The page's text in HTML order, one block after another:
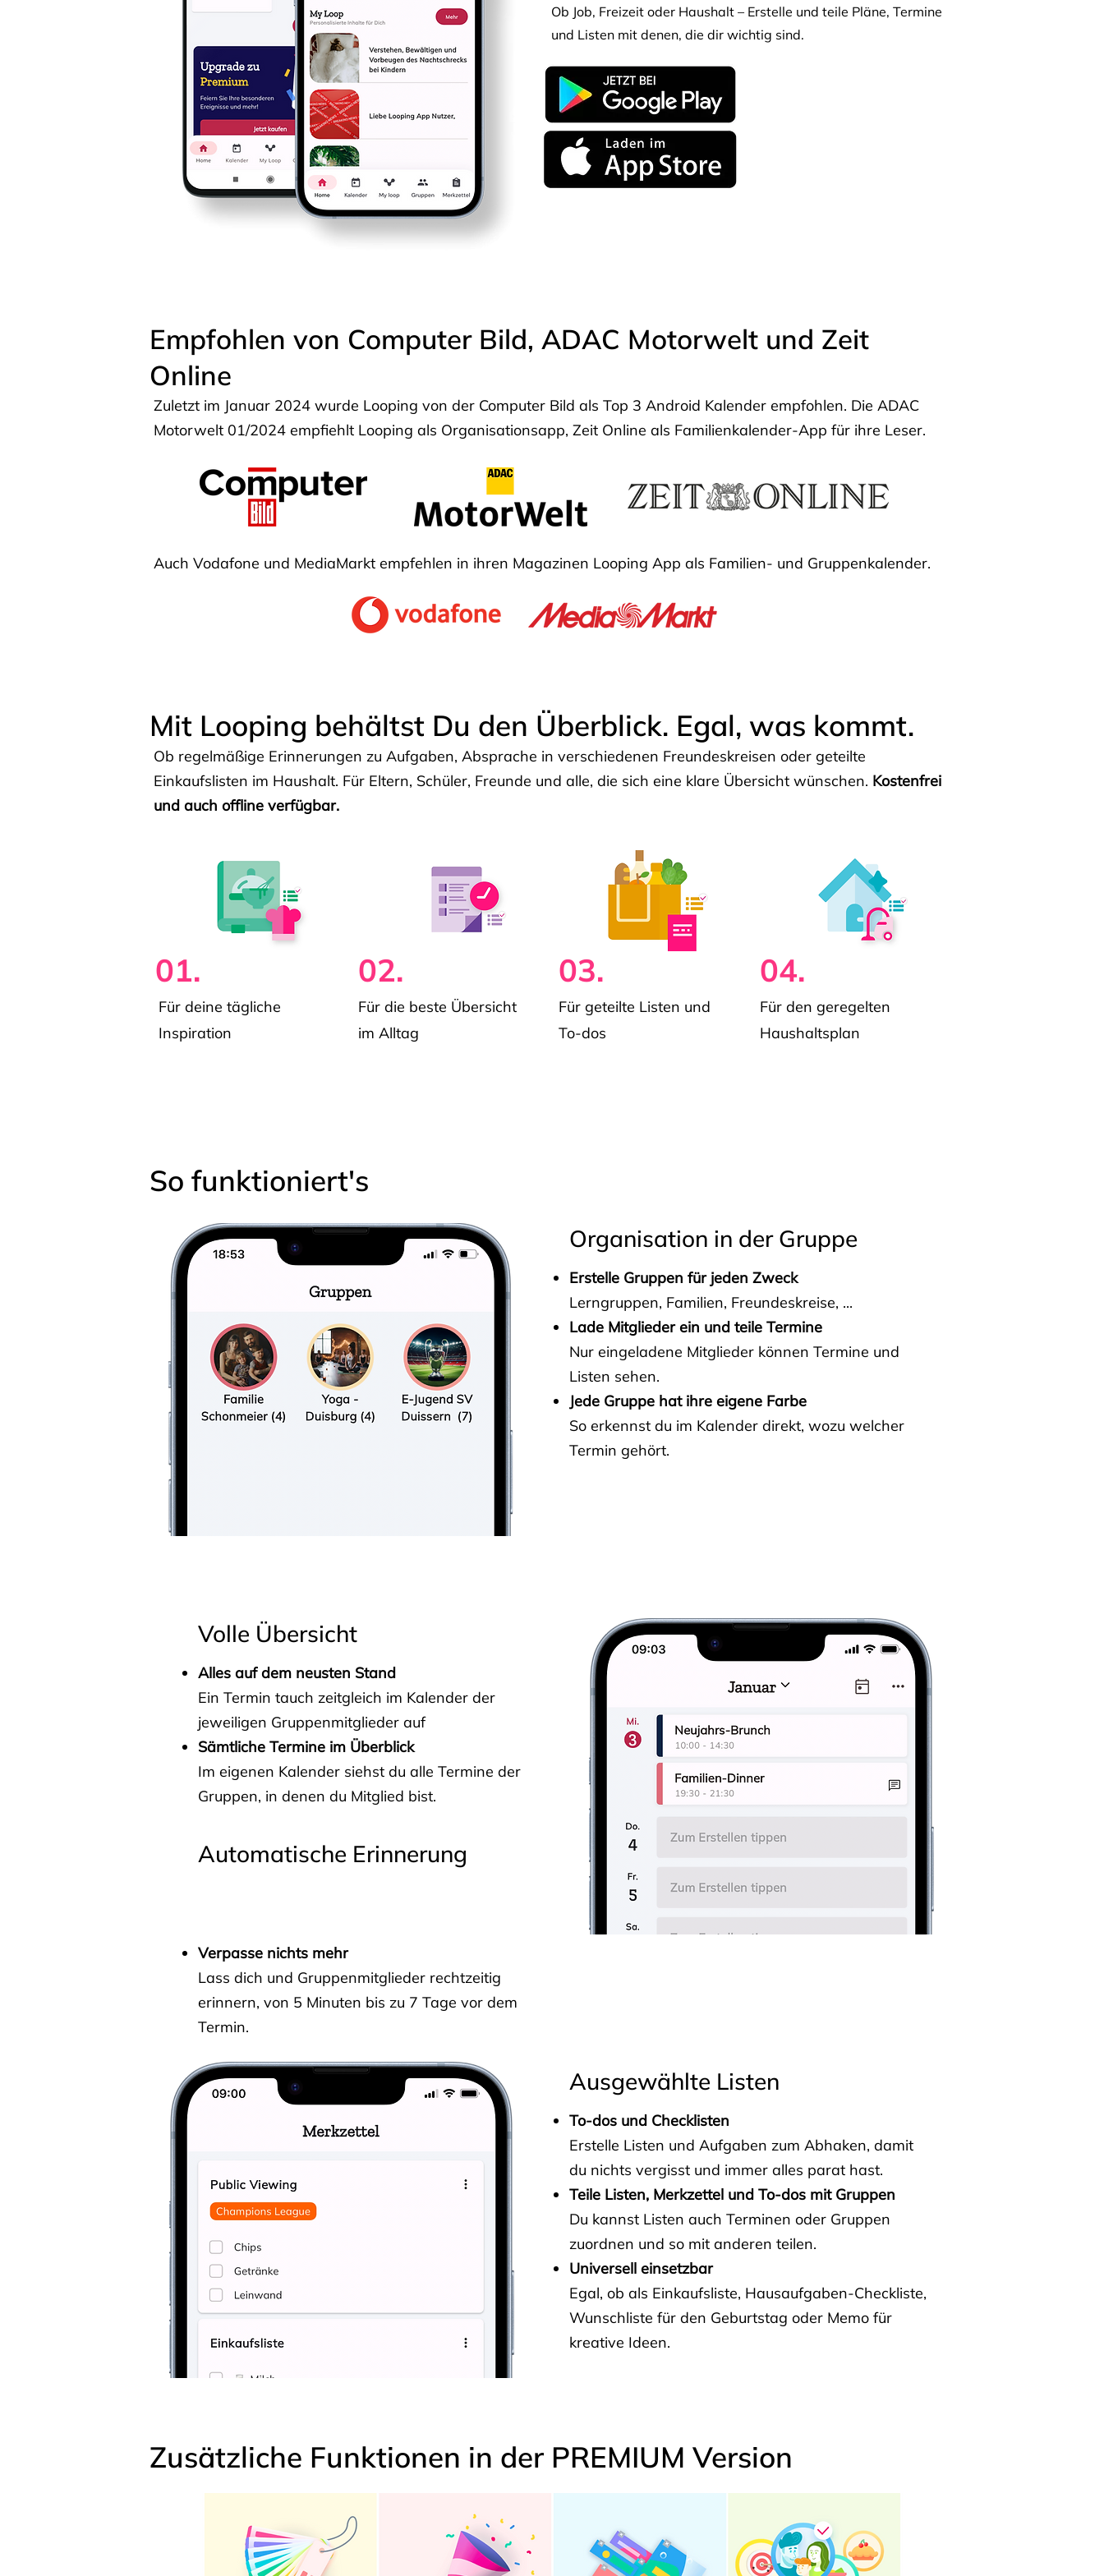
Ob Job, Freizeit oder Haushalt – Erstelle und teile Pläne, Termine
und Listen mit denen, die dir wichtig sind.
Empfohlen von Computer Bild, ADAC Motorwelt und Zeit
Online
Zuletzt im Januar 2024 wurde Looping von der Computer Bild als Top 3 Android Kalender empfohlen. Die ADAC
Motorwelt 01/2024 empfiehlt Looping als Organisationsapp, Zeit Online als Familienkalender-App für ihre Leser.
Auch Vodafone und MediaMarkt empfehlen in ihren Magazinen Looping App als Familien- und Gruppenkalender.
Mit Looping behältst Du den Überblick. Egal, was kommt.
Ob regelmäßige Erinnerungen zu Aufgaben, Absprache in verschiedenen Freundeskreisen oder geteilte
Einkaufslisten im Haushalt. Für Eltern, Schüler, Freunde und alle, die sich eine klare Übersicht wünschen. Kostenfrei
und auch offline verfügbar.
01.
Für deine tägliche
Inspiration
02.
Für die beste Übersicht
im Alltag
03.
Für geteilte Listen und
To-dos
04.
Für den geregelten
Haushaltsplan
So funktioniert's
Organisation in der Gruppe
Erstelle Gruppen für jeden Zweck
Lerngruppen, Familien, Freundeskreise, ...
Lade Mitglieder ein und teile Termine
Nur eingeladene Mitglieder können Termine und
Listen sehen.
Jede Gruppe hat ihre eigene Farbe
So erkennst du im Kalender direkt, wozu welcher
Termin gehört.
Volle Übersicht
Alles auf dem neusten Stand
Ein Termin tauch zeitgleich im Kalender der
jeweiligen Gruppenmitglieder auf
Sämtliche Termine im Überblick
Im eigenen Kalender siehst du alle Termine der
Gruppen, in denen du Mitglied bist.
Automatische Erinnerung
Verpasse nichts mehr
Lass dich und Gruppenmitglieder rechtzeitig
erinnern, von 5 Minuten bis zu 7 Tage vor dem
Termin.
Ausgewählte Listen
To-dos und Checklisten
Erstelle Listen und Aufgaben zum Abhaken, damit
du nichts vergisst und immer alles parat hast.
Teile Listen, Merkzettel und To-dos mit Gruppen
Du kannst Listen auch Terminen oder Gruppen
zuordnen und so mit anderen teilen.
Universell einsetzbar
Egal, ob als Einkaufsliste, Hausaufgaben-Checkliste,
Wunschliste für den Geburtstag oder Memo für
kreative Ideen.
Zusätzliche Funktionen in der PREMIUM Version